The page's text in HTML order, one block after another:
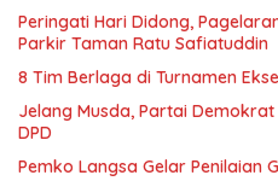
Peringati Hari Didong,
Parkir Taman Ratu Safiatuddin
8 Tim Berlaga di Turnamen
Jelang Musda, Partai
DPD
Pemko Langsa Gelar Penilaian